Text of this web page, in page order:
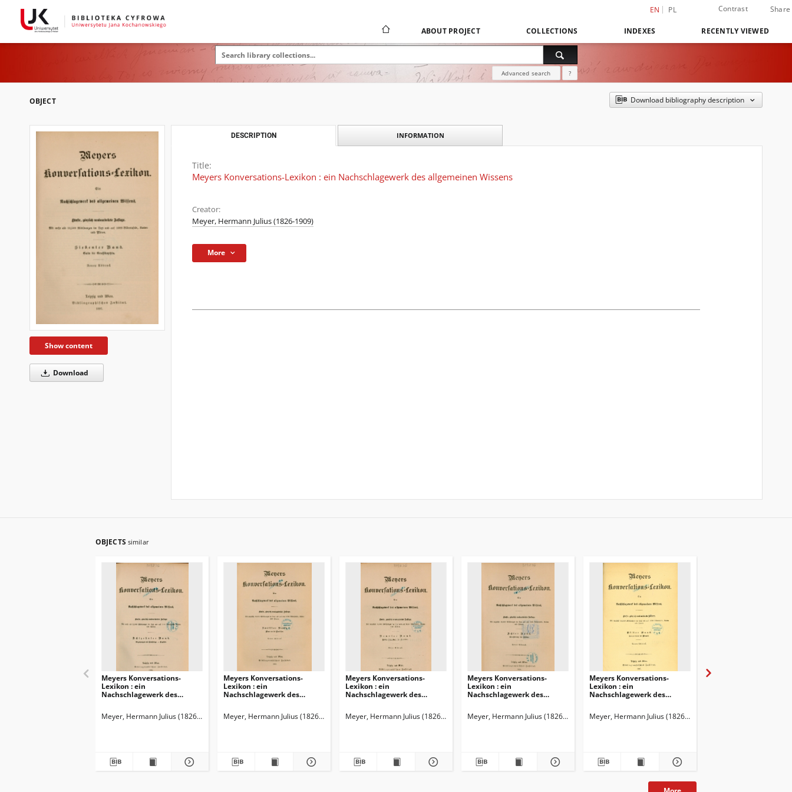
EN PL Contrast Share
ABOUT PROJECT COLLECTIONS INDEXES RECENTLY VIEWED
Advanced search ?
OBJECT Download bibliography description
Show content
Download
DESCRIPTION INFORMATION
Title:
Meyers Konversations-Lexikon : ein Nachschlagewerk des allgemeinen Wissens
Creator:
Meyer, Hermann Julius (1826-1909)
More
OBJECTS similar
Meyers Konversations-
Lexikon : ein
Nachschlagewerk des
Meyer, Hermann Julius (1826-1909)
Meyers Konversations-
Lexikon : ein
Nachschlagewerk des
Meyer, Hermann Julius (1826-1909)
Meyers Konversations-
Lexikon : ein
Nachschlagewerk des
Meyer, Hermann Julius (1826-1909)
Meyers Konversations-
Lexikon : ein
Nachschlagewerk des
Meyer, Hermann Julius (1826-1909)
Meyers Konversations-
Lexikon : ein
Nachschlagewerk des
Meyer, Hermann Julius (1826-1909)